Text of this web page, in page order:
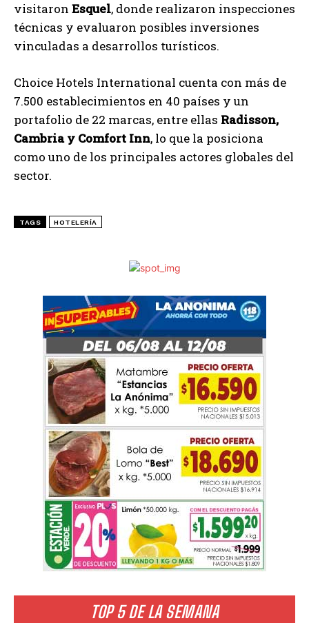
TOP 5 DE LA SEMANA
visitaron Esquel, donde realizaron inspecciones
técnicas y evaluaron posibles inversiones
vinculadas a desarrollos turísticos.
Choice Hotels International cuenta con más de
7.500 establecimientos en 40 países y un
portafolio de 22 marcas, entre ellas Radisson,
Cambria y Comfort Inn, lo que la posiciona
como uno de los principales actores globales del
sector.
TAGS HOTELERÍA